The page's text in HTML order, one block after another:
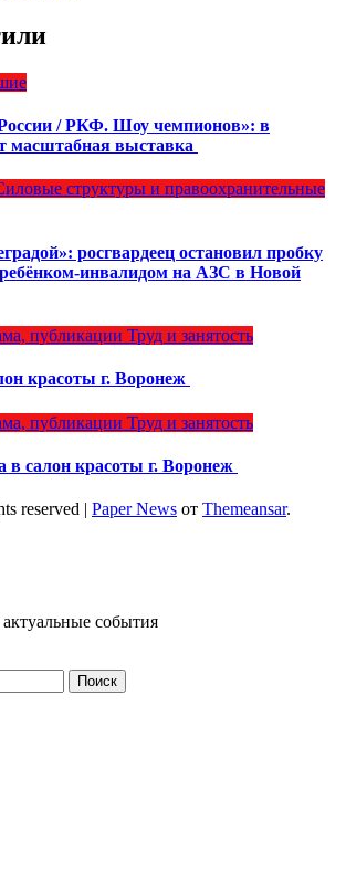
/ РКФ. Шоу чемпионов»: в
масштабная выставка
структуры и правоохранительные
росгвардеец остановил пробку
инвалидом на АЗС в Новой
публикации Труд и занятость
красоты г. Воронеж
публикации Труд и занятость
салон красоты г. Воронеж
reserved | Paper News от Themeansar.
события